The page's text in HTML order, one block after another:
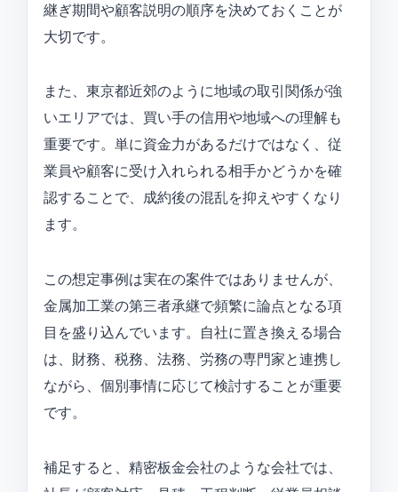
継ぎ期間や顧客説明の順序を決めておくことが
大切です。
また、東京都近郊のように地域の取引関係が強
いエリアでは、買い手の信用や地域への理解も
重要です。単に資金力があるだけではなく、従
業員や顧客に受け入れられる相手かどうかを確
認することで、成約後の混乱を抑えやすくなり
ます。
この想定事例は実在の案件ではありませんが、
金属加工業の第三者承継で頻繁に論点となる項
目を盛り込んでいます。自社に置き換える場合
は、財務、税務、法務、労務の専門家と連携し
ながら、個別事情に応じて検討することが重要
です。
補足すると、精密板金会社のような会社では、